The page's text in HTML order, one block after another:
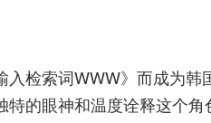
检索词WWW》而成为
的眼神和温度诠释这个角